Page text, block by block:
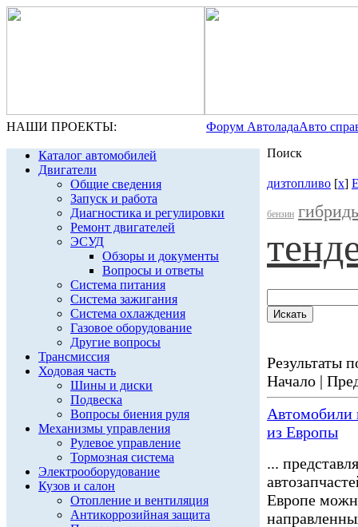
НАШИ ПРОЕКТЫ: Форум АвтоладаАвто
Каталог автомобилей
Двигатели
Общие сведения
Запуск и работа
Диагностика и регулировки
Ремонт двигателей
ЭСУД
Обзоры и документы
Вопросы и ответы
Система питания
Система зажигания
Система охлаждения
Газовое оборудование
Другие вопросы
Трансмиссия
Ходовая часть
Шины и диски
Подвеска
Вопросы биения руля
Механизмы управления
Рулевое управление
Тормозная система
Электрооборудование
Кузов и салон
Отопление и вентиляция
Антикоррозийная защита
Поиск
дизтопливо [x]
бензин
Результаты
Начало |
Автомобили
из Европы
...
Европе